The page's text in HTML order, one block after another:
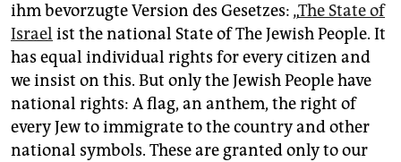
ihm bevorzugte Version des Gesetzes: „The State of
Israel ist the national State of The Jewish People. It
has equal individual rights for every citizen and
we insist on this. But only the Jewish People have
national rights: A flag, an anthem, the right of
every Jew to immigrate to the country and other
national symbols. These are granted only to our